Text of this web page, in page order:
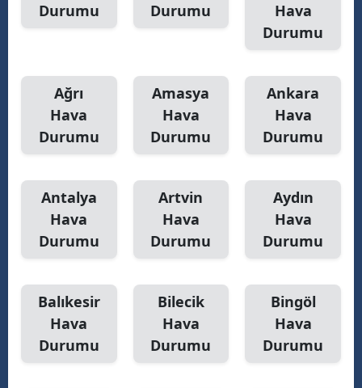
Durumu
Durumu
Hava
Durumu
Ağrı
Hava
Durumu
Amasya
Hava
Durumu
Ankara
Hava
Durumu
Antalya
Hava
Durumu
Artvin
Hava
Durumu
Aydın
Hava
Durumu
Balıkesir
Hava
Durumu
Bilecik
Hava
Durumu
Bingöl
Hava
Durumu